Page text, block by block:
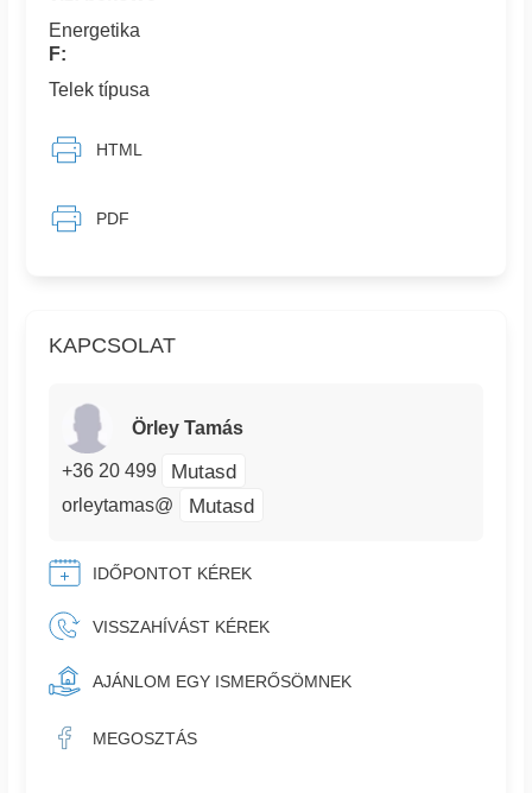
KAPCSOLAT
Örley Tamás
+36 20 499 Mutasd
orleytamas@ Mutasd
IDŐPONTOT KÉREK
VISSZAHÍVÁST KÉREK
AJÁNLOM EGY ISMERŐSÖMNEK
MEGOSZTÁS
Energetika
F:
Telek típusa
HTML
PDF